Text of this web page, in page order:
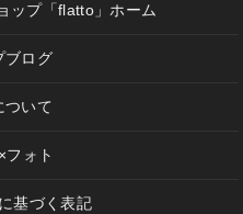
ップ「flatto」ホーム
ブログ
ついて
フォト
基づく表記